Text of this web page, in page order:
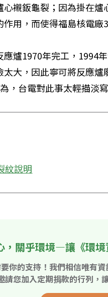
襯鈑龜裂；因為掛在
用，而使得福島核電廠
爐1970年完工，1994
大，因此寧可將反應
，台電對此事太輕描淡
紋說明
，關乎環境—讓《環
要你的支持！我們相信唯有
請您加入定期捐款的行列，